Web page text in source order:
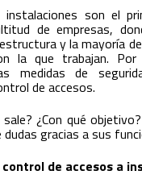
son el
de empresas,
y la mayoría
la que trabajan.
medidas de
de accesos.
¿Con qué
dudas gracias a sus
de accesos a